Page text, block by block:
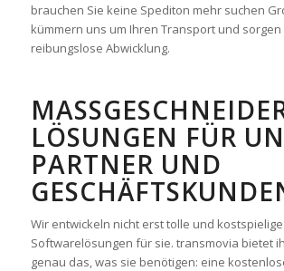
brauchen Sie keine Spediton mehr suchen
kümmern uns um Ihren Transport und
reibungslose Abwicklung.
ÖSUNGEN FÜR
ARTNER UND G
ESCHÄFTSKUNDEN
Wir entwickeln nicht erst tolle und kostspielige
Softwarelösungen für sie. transmovia bietet
genau das, was sie benötigen: eine